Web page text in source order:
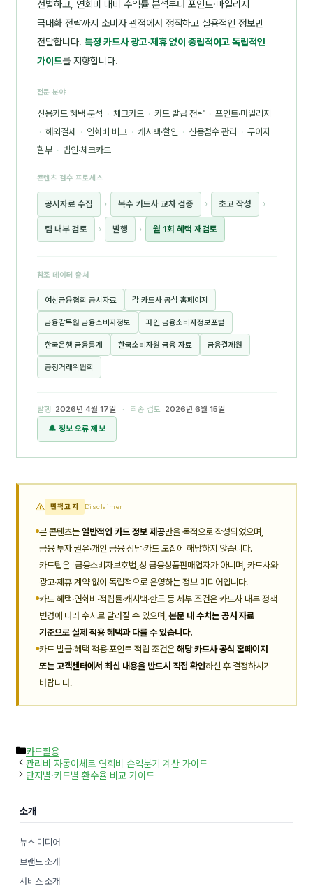
선별하고, 연회비 대비 수익률 분석부터 포인트·마일리지
극대화 전략까지 소비자 관점에서 정직하고 실용적인 정보만
전달합니다. 특정 카드사 광고·제휴 없이 중립적이고 독립적인
가이드를 지향합니다.
전문 분야
신용카드 혜택 분석 · 체크카드 · 카드 발급 전략 · 포인트·마일리지
· 해외결제 · 연회비 비교 · 캐시백·할인 · 신용점수 관리 · 무이자
할부 · 법인·체크카드
콘텐츠 검수 프로세스
공시자료 수집 › 복수 카드사 교차 검증 › 초고 작성 ›
팀 내부 검토 › 발행 › 월 1회 혜택 재검토
참조 데이터 출처
여신금융협회 공시자료 각 카드사 공식 홈페이지
금융감독원 금융소비자정보 파인 금융소비자정보포털
한국은행 금융통계 한국소비자원 금융 자료 금융결제원
공정거래위원회
발행 2026년 4월 17일 · 최종 검토 2026년 6월 15일
🔔 정보 오류 제보
면책고지 Disclaimer
본 콘텐츠는 일반적인 카드 정보 제공만을 목적으로 작성되었으며,
금융 투자 권유·개인 금융 상담·카드 모집에 해당하지 않습니다.
카드팁은 「금융소비자보호법」상 금융상품판매업자가 아니며, 카드사와
광고·제휴 계약 없이 독립적으로 운영하는 정보 미디어입니다.
카드 혜택·연회비·적립률·캐시백·한도 등 세부 조건은 카드사 내부 정책
변경에 따라 수시로 달라질 수 있으며,본문 내 수치는 공시 자료
기준으로 실제 적용 혜택과 다를 수 있습니다.
카드 발급·혜택 적용·포인트 적립 조건은 해당 카드사 공식 홈페이지
또는 고객센터에서 최신 내용을 반드시 직접 확인하신 후 결정하시기
바랍니다.
카
테
고
리
카드활용
관리비 자동이체로 연회비 손익분기 계산 가이드
단지별·카드별 환수율 비교 가이드
소개
뉴스 미디어
브랜드 소개
서비스 소개